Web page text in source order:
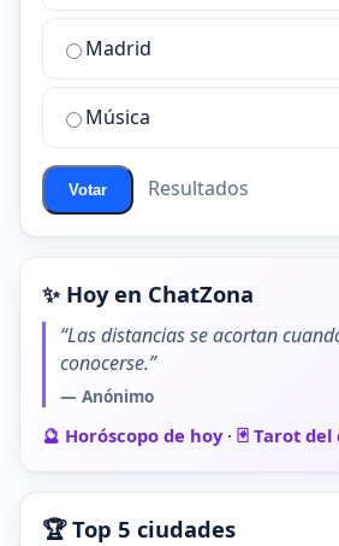
sala
chat
ChatZona?
Madrid
Música
Votar Resultados
✨ Hoy en ChatZona
“Las distancias se acortan
conocerse.”
— Anónimo
🔮 Horóscopo de hoy· 🃏 Tarot del
🏆 Top 5 ciudades